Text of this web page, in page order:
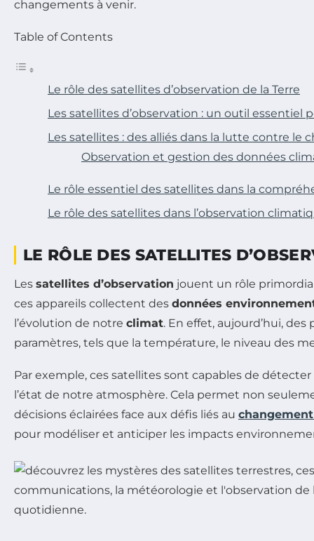
changements à venir.
Table of Contents
Le rôle des satellites d’observation de la Terre
Les satellites d’observation : un outil
Les satellites : des alliés dans la lutte contre le
Observation et gestion des données
Le rôle essentiel des satellites dans la
Le rôle des satellites dans l’observation
LE RÔLE DES SATELLITES
Les satellites d’observation jouent un rôle
ces appareils collectent des données
l’évolution de notre climat. En effet, aujourd’hui,
paramètres, tels que la température, le niveau des
Par exemple, ces satellites sont capables de
l’état de notre atmosphère. Cela permet non
décisions éclairées face aux défis liés au
pour modéliser et anticiper les impacts